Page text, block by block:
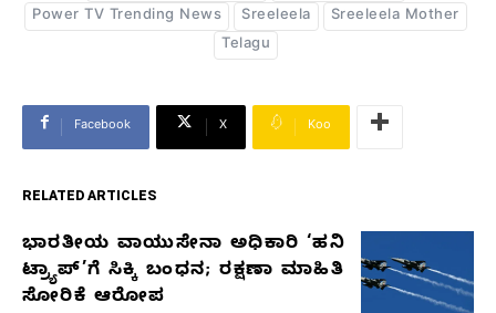
Power TV Trending News
Sreeleela
Sreeleela Mother
Telagu
Facebook X Koo
RELATED ARTICLES
RELATED
ARTICLES
ಭಾರತೀಯ ವಾಯುಸೇನಾ ಅಧಿಕಾರಿ ‘ಹನಿ
ಟ್ರ್ಯಾಪ್’ಗೆ ಸಿಕ್ಕಿ ಬಂಧನ; ರಕ್ಷಣಾ ಮಾಹಿತಿ
ಸೋರಿಕೆ ಆರೋಪ